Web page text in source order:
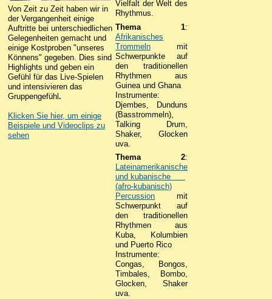
Von Zeit zu Zeit haben wir in
der Vergangenheit einige
Auftritte bei unterschiedlichen
Gelegenheiten gemacht und
einige Kostproben "unseres
Könnens" gegeben. Dies sind
Highlights und geben ein
Gefühl für das Live-Spielen
und intensivieren das
Gruppengefühl .
Klicken Sie hier, um einige
Beispiele und Videoclips zu
sehen
Vielfalt der Welt des
Rhythmus.
Thema 1:
Afrikanisches
Trommeln mit
Schwerpunkte auf
den traditionellen
Rhythmen aus
Guinea und Ghana
Instrumente:
Djembes, Dunduns
(Basstrommeln),
Talking Drum,
Shaker, Glocken
uva.
Thema 2:
Lateinamerikanische
und kubanische
(afro-kubanisch)
Percussion mit
Schwerpunkt auf
den traditionellen
Rhythmen aus
Kuba, Kolumbien
und Puerto Rico
Instrumente:
Congas, Bongos,
Timbales, Bombo,
Glocken, Shaker
uva.